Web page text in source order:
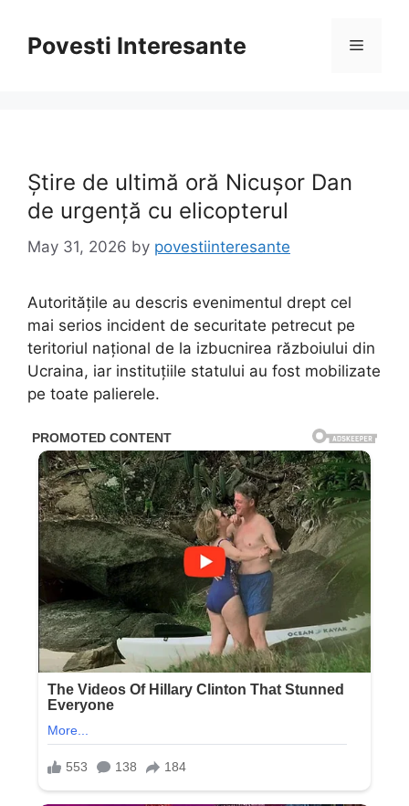
contentPovesti Interesante Menu
Știre de ultimă oră Nicușor Dan
de urgență cu elicopterul
May 31, 2026 by povestiinteresante
Autoritățile au descris evenimentul drept cel
mai serios incident de securitate petrecut pe
teritoriul național de la izbucnirea războiului din
Ucraina, iar instituțiile statului au fost mobilizate
pe toate palierele.